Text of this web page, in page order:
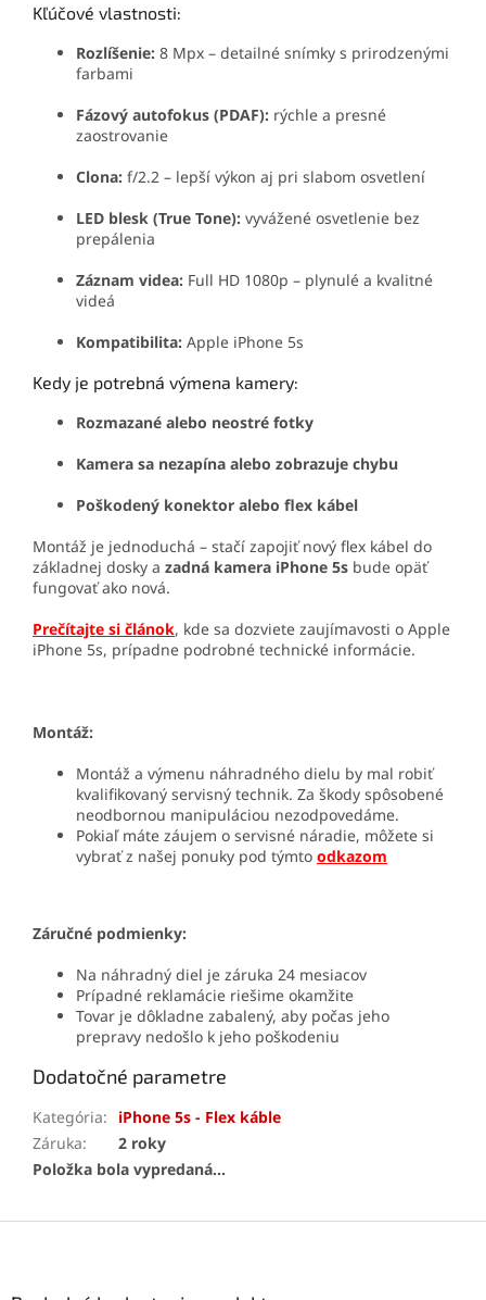
Kľúčové vlastnosti:
Rozlíšenie: 8 Mpx – detailné snímky s prirodzenými
farbami
Fázový autofokus (PDAF): rýchle a presné
zaostrovanie
Clona: f/2.2 – lepší výkon aj pri slabom osvetlení
LED blesk (True Tone): vyvážené osvetlenie bez
prepálenia
Záznam videa: Full HD 1080p – plynulé a kvalitné
videá
Kompatibilita: Apple iPhone 5s
Kedy je potrebná výmena kamery:
Rozmazané alebo neostré fotky
Kamera sa nezapína alebo zobrazuje chybu
Poškodený konektor alebo flex kábel
Montáž je jednoduchá – stačí zapojiť nový flex kábel do
základnej dosky a zadná kamera iPhone 5s bude opäť
fungovať ako nová.
Prečítajte si článok, kde sa dozviete zaujímavosti o Apple
iPhone 5s, prípadne podrobné technické informácie.
Montáž:
Montáž a výmenu náhradného dielu by mal robiť
kvalifikovaný servisný technik. Za škody spôsobené
neodbornou manipuláciou nezodpovedáme.
Pokiaľ máte záujem o servisné náradie, môžete si
vybrať z našej ponuky pod týmto odkazom
Záručné podmienky:
Na náhradný diel je záruka 24 mesiacov
Prípadné reklamácie riešime okamžite
Tovar je dôkladne zabalený, aby počas jeho
prepravy nedošlo k jeho poškodeniu
Dodatočné parametre
Kategória:
iPhone 5s - Flex káble
Záruka:
2 roky
Položka bola vypredaná…